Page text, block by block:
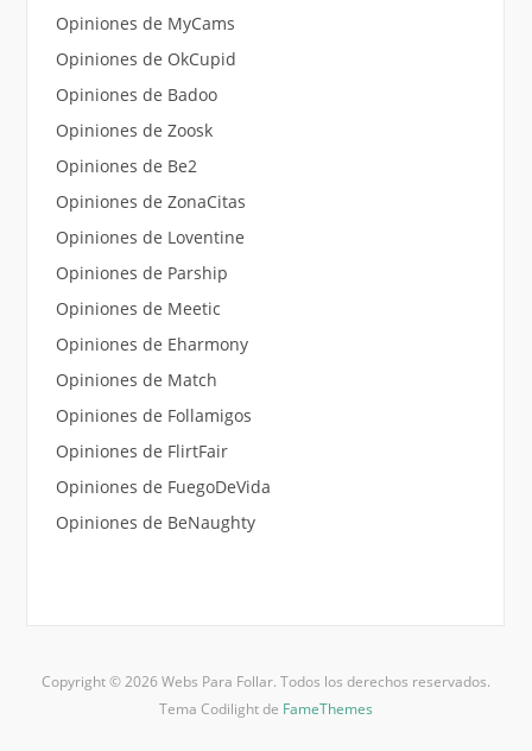
Opiniones de MyCams
Opiniones de OkCupid
Opiniones de Badoo
Opiniones de Zoosk
Opiniones de Be2
Opiniones de ZonaCitas
Opiniones de Loventine
Opiniones de Parship
Opiniones de Meetic
Opiniones de Eharmony
Opiniones de Match
Opiniones de Follamigos
Opiniones de FlirtFair
Opiniones de FuegoDeVida
Opiniones de BeNaughty
Copyright © 2026 Webs Para Follar. Todos los derechos reservados.
Tema Codilight de FameThemes